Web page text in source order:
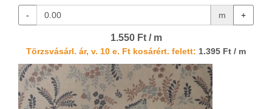
- m +
1.550 Ft / m
Törzsvásárl. ár, v. 10 e. Ft kosárért. felett: 1.395 Ft / m